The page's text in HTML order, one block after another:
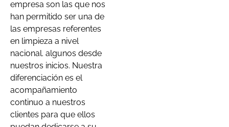
empresa son las que nos
han permitido ser una de
las empresas referentes
en limpieza a nivel
nacional. algunos desde
nuestros inicios. Nuestra
diferenciación es el
acompañamiento
continuo a nuestros
clientes para que ellos